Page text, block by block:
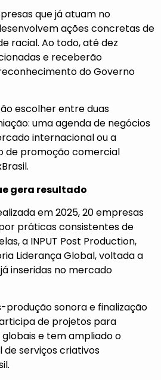
que já atuam no
ações concretas de
racial. Ao todo, até dez
e receberão
do Governo
escolher entre duas
uma agenda de negócios
internacional ou a
de promoção comercial
gera resultado
em 2025, 20 empresas
práticas consistentes de
a INPUT Post Production,
Liderança Global, voltada a
inseridas no mercado
produção sonora e finalização
de projetos para
e tem ampliado o
serviços criativos